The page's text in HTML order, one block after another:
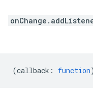
(callback : function